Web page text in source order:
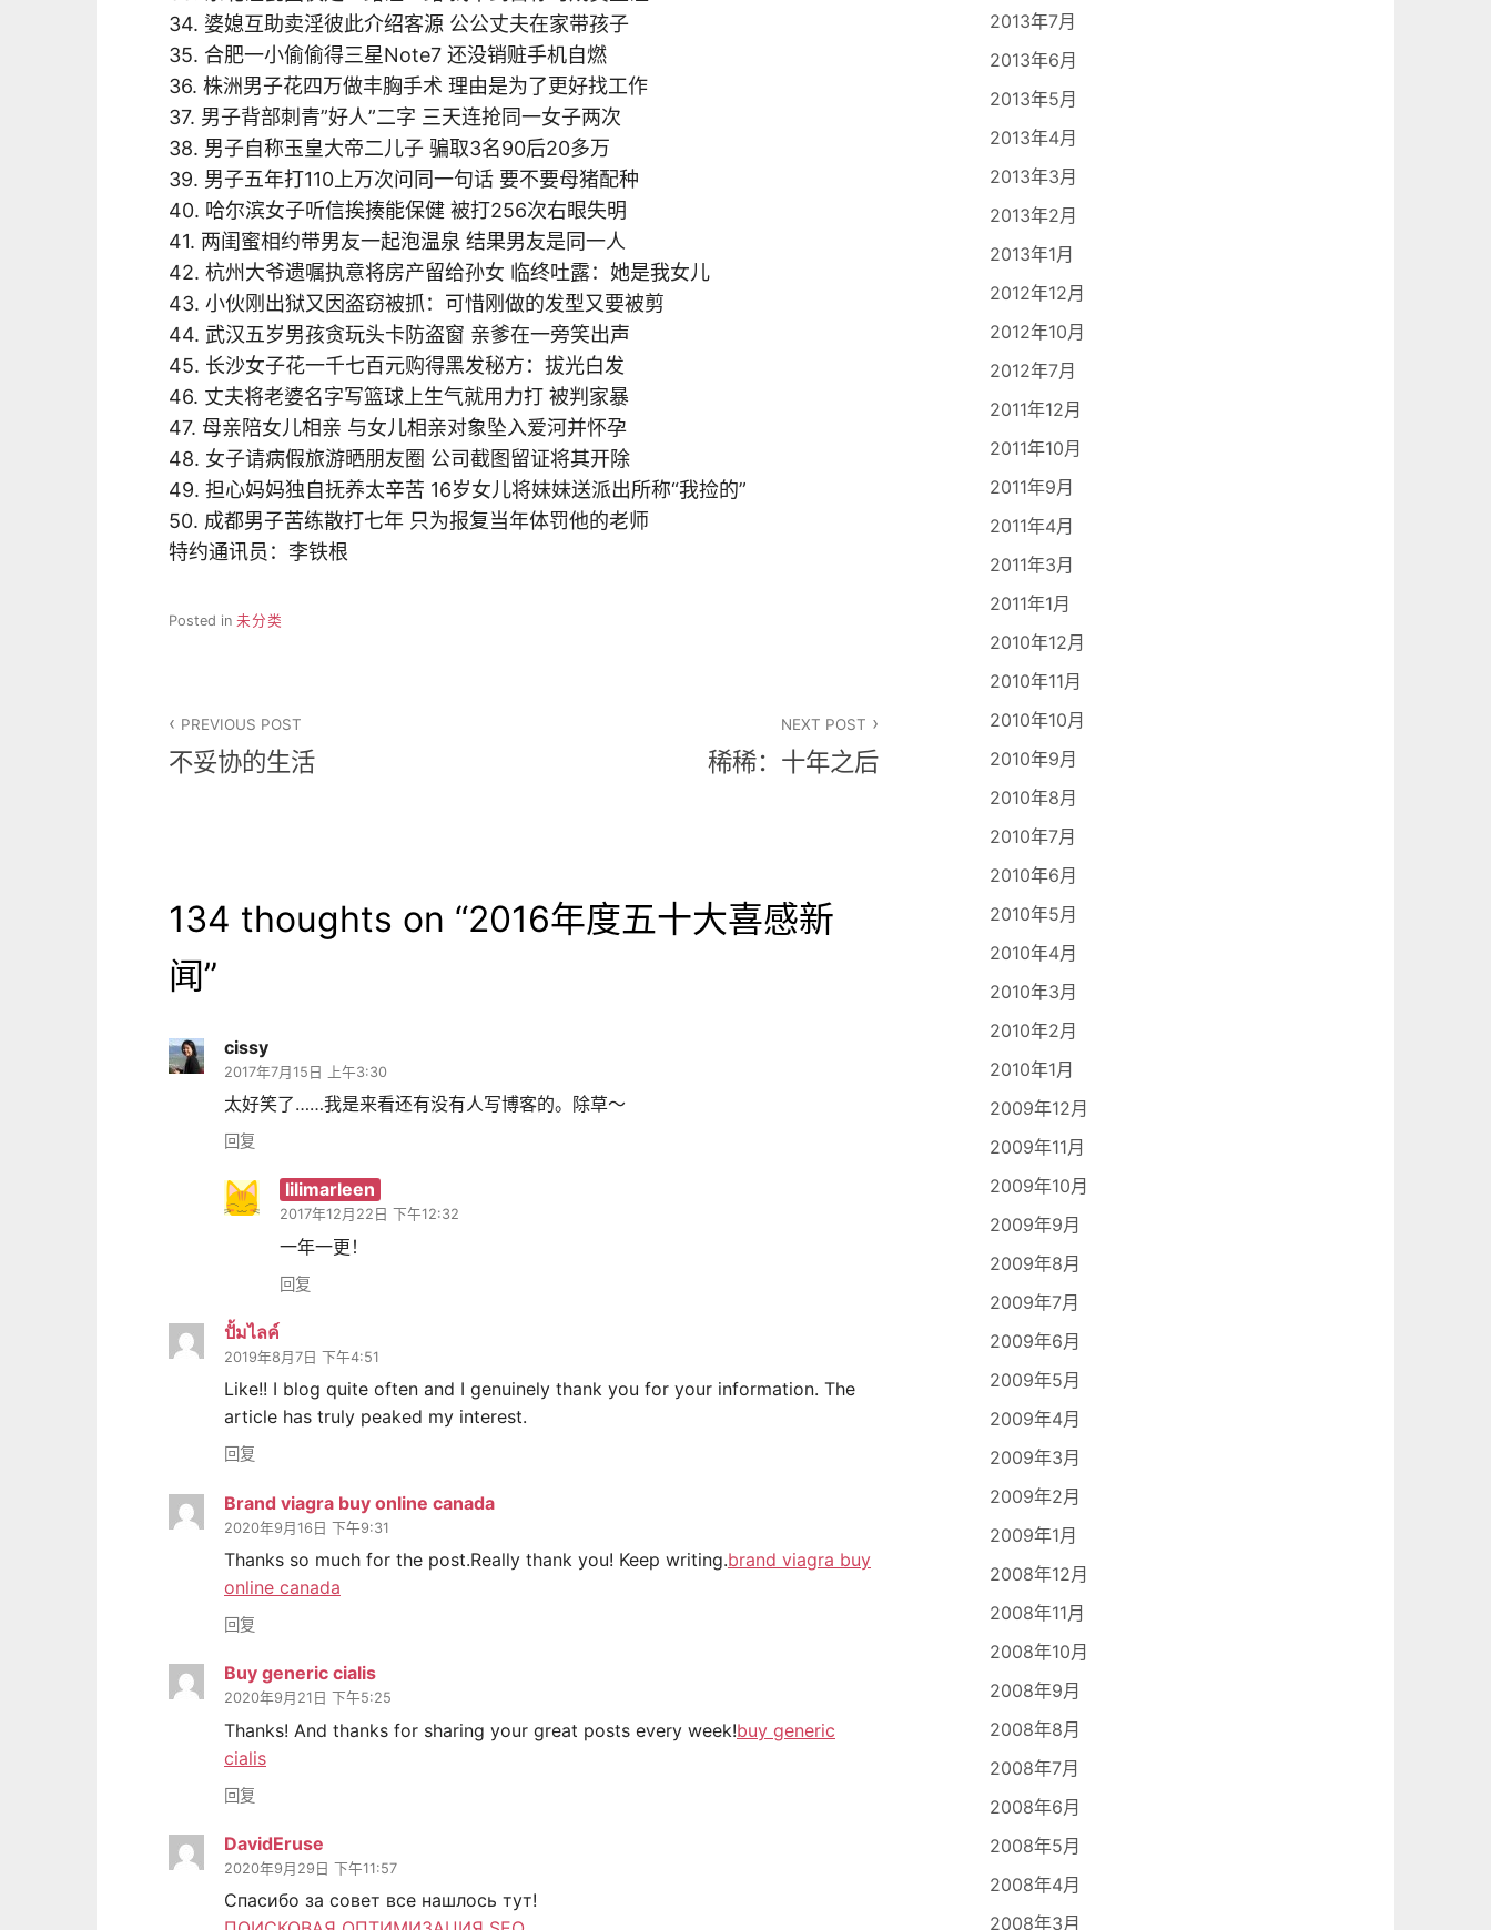
34. 婆媳互助卖淫彼此介绍客源 公公丈夫在家带孩子
35. 合肥一小偷偷得三星Note7 还没销赃手机自燃
36. 株洲男子花四万做丰胸手术 理由是为了更好找工作
37. 男子背部刺青”好人”二字 三天连抢同一女子两次
38. 男子自称玉皇大帝二儿子 骗取3名90后20多万
39. 男子五年打110上万次问同一句话 要不要母猪配种
40. 哈尔滨女子听信挨揍能保健 被打256次右眼失明
41. 两闺蜜相约带男友一起泡温泉 结果男友是同一人
42. 杭州大爷遗嘱执意将房产留给孙女 临终吐露：她是我女儿
43. 小伙刚出狱又因盗窃被抓：可惜刚做的发型又要被剪
44. 武汉五岁男孩贪玩头卡防盗窗 亲爹在一旁笑出声
45. 长沙女子花一千七百元购得黑发秘方：拔光白发
46. 丈夫将老婆名字写篮球上生气就用力打 被判家暴
47. 母亲陪女儿相亲 与女儿相亲对象坠入爱河并怀孕
48. 女子请病假旅游晒朋友圈 公司截图留证将其开除
49. 担心妈妈独自抚养太辛苦 16岁女儿将妹妹送派出所称“我捡的”
50. 成都男子苦练散打七年 只为报复当年体罚他的老师
特约通讯员：李铁根
Posted in 未分类
章
PREVIOUS POST
不妥协的生活
NEXT POST
稀稀：十年之后
134 thoughts on “2016年度五十大喜感新
闻”
cissy
2017年7月15日 上午3:30
太好笑了……我是来看还有没有人写博客的。除草～
回复
lilimarleen
2017年12月22日 下午12:32
一年一更！
回复
ปั้มไลค์
2019年8月7日 下午4:51
Like!! I blog quite often and I genuinely thank you for your information. The
article has truly peaked my interest.
回复
Brand viagra buy online canada
2020年9月16日 下午9:31
Thanks so much for the post.Really thank you! Keep writing.brand viagra buy
online canada
回复
Buy generic cialis
2020年9月21日 下午5:25
Thanks! And thanks for sharing your great posts every week!buy generic
cialis
回复
DavidEruse
2020年9月29日 下午11:57
Спасибо за совет все нашлось тут!
2013年7月
2013年6月
2013年5月
2013年4月
2013年3月
2013年2月
2013年1月
2012年12月
2012年10月
2012年7月
2011年12月
2011年10月
2011年9月
2011年4月
2011年3月
2011年1月
2010年12月
2010年11月
2010年10月
2010年9月
2010年8月
2010年7月
2010年6月
2010年5月
2010年4月
2010年3月
2010年2月
2010年1月
2009年12月
2009年11月
2009年10月
2009年9月
2009年8月
2009年7月
2009年6月
2009年5月
2009年4月
2009年3月
2009年2月
2009年1月
2008年12月
2008年11月
2008年10月
2008年9月
2008年8月
2008年7月
2008年6月
2008年5月
2008年4月
2008年3月